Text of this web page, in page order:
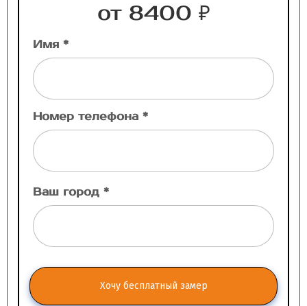
от 8400 ₽
Имя *
Номер телефона *
Ваш город *
Хочу бесплатный замер